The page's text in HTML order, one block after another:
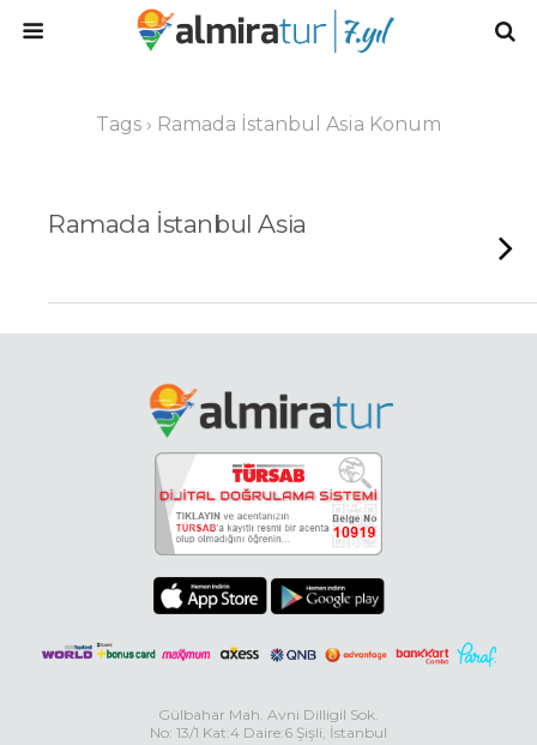
Tags › Ramada İstanbul Asia Konum
Ramada İstanbul Asia
Gülbahar Mah. Avni Dilligil Sok.
No: 13/1 Kat:4 Daire:6 Şişli, İstanbul